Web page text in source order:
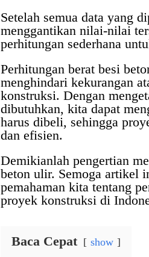
Setelah semua data yang
menggantikan nilai-nilai
perhitungan sederhana
Perhitungan berat besi
menghindari kekurangan
konstruksi. Dengan
dibutuhkan, kita dapat
harus dibeli, sehingga
dan efisien.
Demikianlah pengertian
beton ulir. Semoga artikel
pemahaman kita tentang
proyek konstruksi di
Baca Cepat show